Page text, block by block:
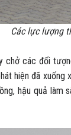
Các lực lượng
các đối
hiện đã
hậu quả